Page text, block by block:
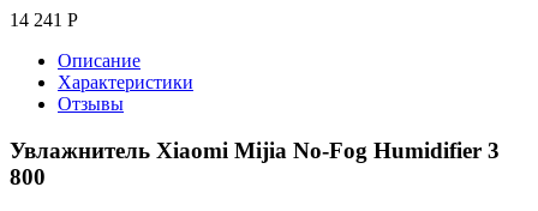
14 241 Р
Описание
Характеристики
Отзывы
Увлажнитель Xiaomi Mijia No-Fog Humidifier 3
800